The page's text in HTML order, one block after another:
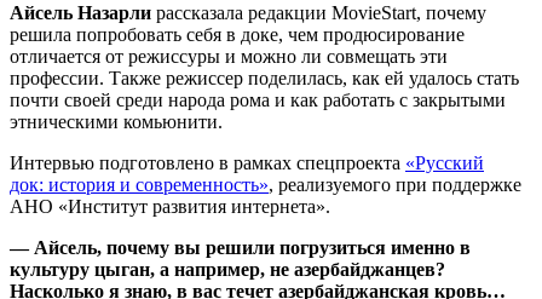
Айсель Назарли рассказала редакции MovieStart, почему
решила попробовать себя в доке, чем продюсирование
отличается от режиссуры и можно ли совмещать эти
профессии. Также режиссер поделилась, как ей удалось стать
почти своей среди народа рома и как работать с закрытыми
этническими комьюнити.
Интервью подготовлено в рамках спецпроекта «Русский
док: история и современность», реализуемого при поддержке
АНО «Институт развития интернета».
— Айсель, почему вы решили погрузиться именно в
культуру цыган, а например, не азербайджанцев?
Насколько я знаю, в вас течет азербайджанская кровь…